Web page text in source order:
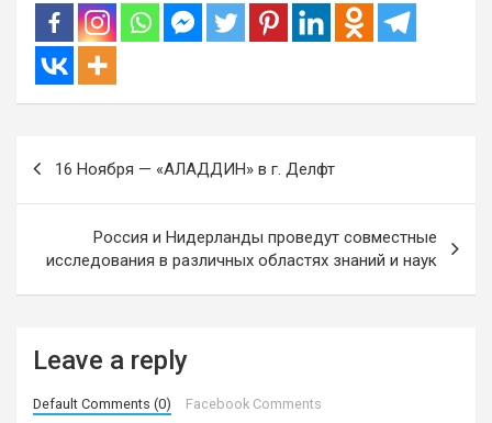
записям
16 Ноября — «АЛАДДИН» в г. Делфт
Россия и Нидерланды проведут совместные
исследования в различных областях знаний и наук
Leave a reply
Default Comments (0) Facebook Comments